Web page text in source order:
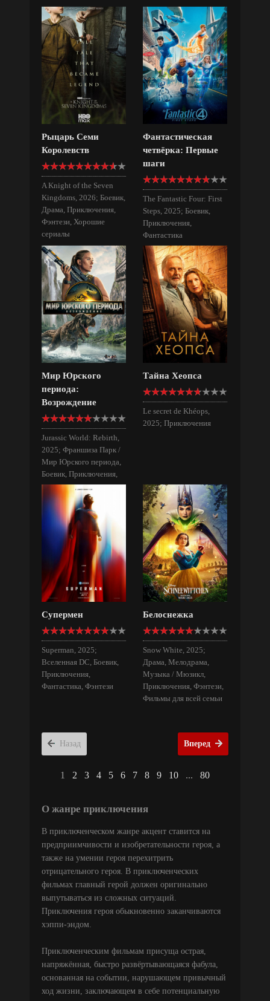
Фильмы для всей семьи
Рыцарь Семи
Королевств
A Knight of the Seven
Kingdoms, 2026; Боевик,
Драма, Приключения,
Фэнтези, Хорошие
сериалы
Фантастическая
четвёрка: Первые
шаги
The Fantastic Four: First
Steps, 2025; Боевик,
Приключения,
Фантастика
Мир Юрского
периода:
Возрождение
Jurassic World: Rebirth,
2025; Франшиза Парк /
Мир Юрского периода,
Боевик, Приключения,
Триллер, Фантастика
Тайна Хеопса
Le secret de Khéops,
2025; Приключения
Супермен
Superman, 2025;
Вселенная DC, Боевик,
Приключения,
Фантастика, Фэнтези
Белоснежка
Snow White, 2025;
Драма, Мелодрама,
Музыка / Мюзикл,
Приключения, Фэнтези,
Фильмы для всей семьи
Назад Вперед
1 2 3 4 5 6 7 8 9 10 ... 80
О жанре приключения
В приключенческом жанре акцент ставится на
предприимчивости и изобретательности героя, а
также на умении героя перехитрить
отрицательного героя. В приключенческих
фильмах главный герой должен оригинально
выпутываться из сложных ситуаций.
Приключения героя обыкновенно заканчиваются
хэппи-эндом.
Приключенческим фильмам присуща острая,
напряжённая, быстро развёртывающаяся фабула,
основанная на событии, нарушающем привычный
ход жизни, заключающем в себе потенциальную